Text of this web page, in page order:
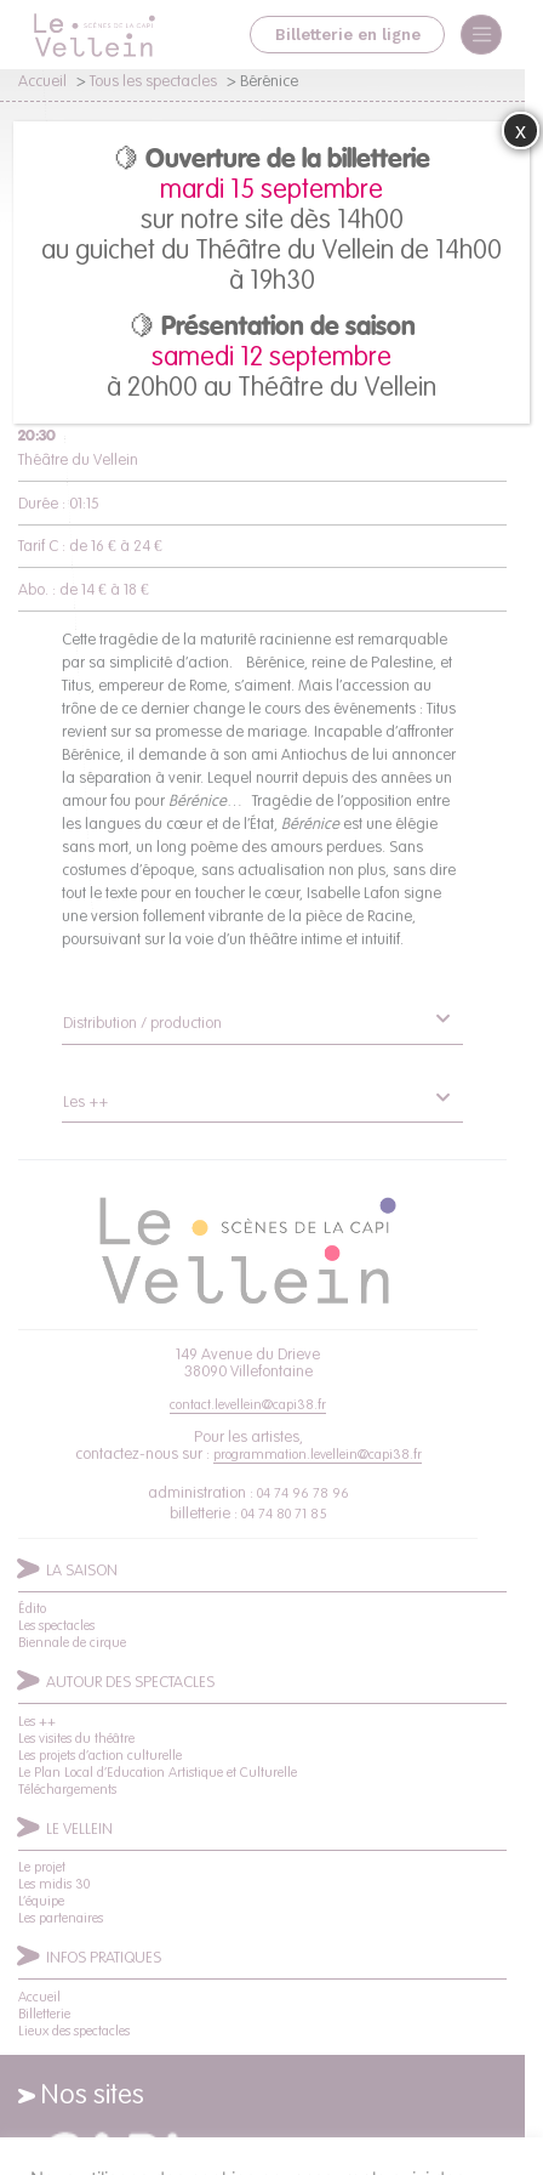
Billetterie en ligne
Accueil > Tous les spectacles > Bérénice
Bérénice
Racine / Isabelle Lafon
Cette tragédie de la maturité racinienne est remarquable
par sa simplicité d’action. Bérénice, reine de Palestine, et
Titus, empereur de Rome, s’aiment. Mais l’accession au
trône de ce dernier change le cours des événements : Titus
revient sur sa promesse de mariage. Incapable d’affronter
Bérénice, il demande à son ami Antiochus de lui annoncer
la séparation à venir. Lequel nourrit depuis des années un
amour fou pour Bérénice… Tragédie de l’opposition entre
les langues du cœur et de l’État, Béréniceest une élégie
sans mort, un long poème des amours perdues. Sans
costumes d’époque, sans actualisation non plus, sans dire
tout le texte pour en toucher le cœur, Isabelle Lafon signe
une version follement vibrante de la pièce de Racine,
poursuivant sur la voie d’un théâtre intime et intuitif.
Distribution / production
Les ++
Réserver
20:30
Théâtre du Vellein
Durée : 01:15
Tarif C : de 16 € à 24 €
Abo. : de 14 € à 18 €
149 Avenue du Drieve
38090 Villefontaine
contact.levellein@capi38.fr
Pour les artistes,
contactez-nous sur : programmation.levellein@capi38.fr
administration : 04 74 96 78 96
billetterie : 04 74 80 71 85
LA SAISON
Édito
Les spectacles
Biennale de cirque
AUTOUR DES SPECTACLES
Les ++
Les visites du théâtre
Les projets d’action culturelle
Le Plan Local d’Education Artistique et Culturelle
Téléchargements
LE VELLEIN
Le projet
Les midis 30
L’équipe
Les partenaires
INFOS PRATIQUES
Accueil
Billetterie
Lieux des spectacles
Nos sites
🍋 Ouverture de la billetterie
mardi 15 septembre
sur notre site dès 14h00
au guichet du Théâtre du Vellein de 14h00
à 19h30
🍋 Présentation de saison
samedi 12 septembre
à 20h00 au Théâtre du Vellein
x